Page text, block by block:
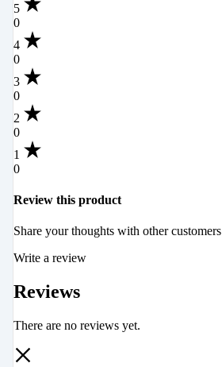
5
0
4
0
3
0
2
0
1
0
Review this product
Share your thoughts with other customers
Write a review
Reviews
There are no reviews yet.